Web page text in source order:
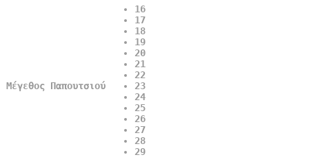
Μέγεθος Παπουτσιού
16
17
18
19
20
21
22
23
24
25
26
27
28
29